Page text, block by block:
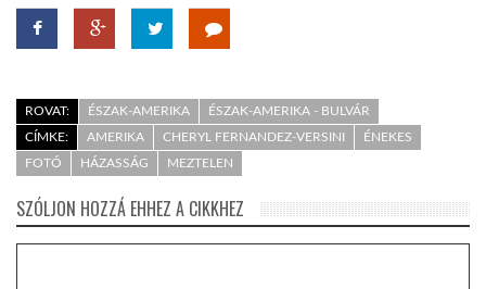
ROVAT: ÉSZAK-AMERIKA
ÉSZAK-AMERIKA - BULVÁR
CÍMKE:
AMERIKA CHERYL FERNANDEZ-VERSINI
ÉNEKES
FOTÓ
HÁZASSÁG MEZTELEN
SZÓLJON HOZZÁ EHHEZ A CIKKHEZ